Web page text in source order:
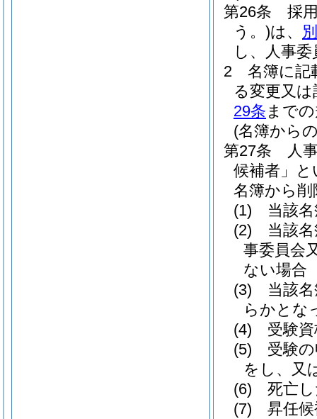
第26条
採
う。)は、
し、人事
2
名簿に記
る変更又
29条 まで
(名簿から
第27条
人
候補者」と
名簿から
(1)
当該
(2)
当該
事委員会
ない場合
(3)
当該
らかとな
(4)
受験
(5)
受験
をし、又
(6)
死亡
(7)
昇任